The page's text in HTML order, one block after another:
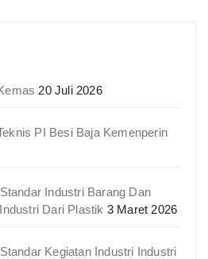
20 Juli 2026
PI Besi Baja Kemenperin
Industri Barang Dan
Dari Plastik 3 Maret 2026
Kegiatan Industri Industri